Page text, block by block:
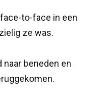
to-face in een
ze was.
beneden en